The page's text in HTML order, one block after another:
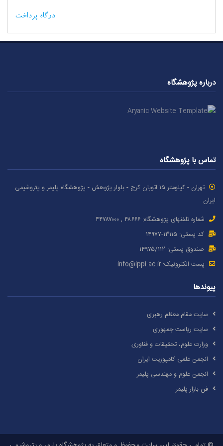
درگاه پرداخت
درباره پژوهشگاه
تماس با پژوهشگاه
تهران - کیلومتر ۱۵ اتوبان کرج - بلوار پژوهش - پژوهشگاه پلیمر و پتروشیمی
ایران
شماره تلفنهای پژوهشگاه: ۴۸۶۶۶ , ۴۴۷۸۷٠٠٠
کد پستی: ۱٣۱۱۵-۱۴۹۷۷
صندوق پستی: ۱۴۹۷۵/١١۲
پست الکترونیک:info@ippi.ac.ir
پیوندها
سایت مقام معظم رهبری
سایت ریاست جمهوری
وزارت علوم، تحقیقات و فناوری
انجمن علمی کامپوزیت ایران
انجمن علوم و مهندسی پلیمر
فن بازار پلیمر